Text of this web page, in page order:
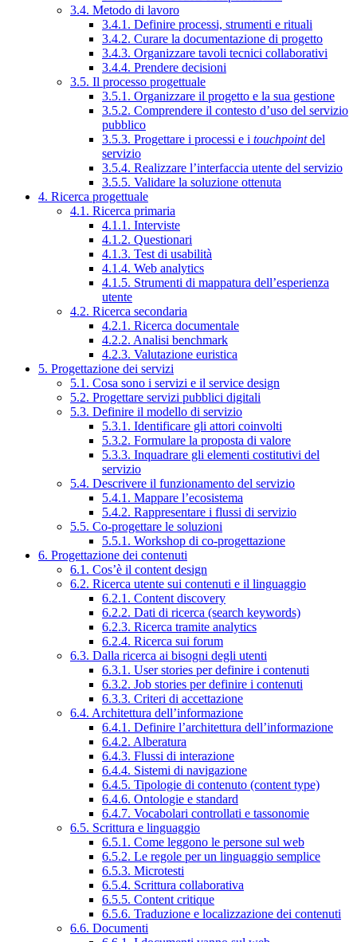
3.4. Metodo di lavoro
3.4.1. Definire processi, strumenti e rituali
3.4.2. Curare la documentazione di progetto
3.4.3. Organizzare tavoli tecnici collaborativi
3.4.4. Prendere decisioni
3.5. Il processo progettuale
3.5.1. Organizzare il progetto e la sua gestione
3.5.2. Comprendere il contesto d’uso del servizio
pubblico
3.5.3. Progettare i processi e i touchpointdel
servizio
3.5.4. Realizzare l’interfaccia utente del servizio
3.5.5. Validare la soluzione ottenuta
4. Ricerca progettuale
4.1. Ricerca primaria
4.1.1. Interviste
4.1.2. Questionari
4.1.3. Test di usabilità
4.1.4. Web analytics
4.1.5. Strumenti di mappatura dell’esperienza
utente
4.2. Ricerca secondaria
4.2.1. Ricerca documentale
4.2.2. Analisi benchmark
4.2.3. Valutazione euristica
5. Progettazione dei servizi
5.1. Cosa sono i servizi e il service design
5.2. Progettare servizi pubblici digitali
5.3. Definire il modello di servizio
5.3.1. Identificare gli attori coinvolti
5.3.2. Formulare la proposta di valore
5.3.3. Inquadrare gli elementi costitutivi del
servizio
5.4. Descrivere il funzionamento del servizio
5.4.1. Mappare l’ecosistema
5.4.2. Rappresentare i flussi di servizio
5.5. Co-progettare le soluzioni
5.5.1. Workshop di co-progettazione
6. Progettazione dei contenuti
6.1. Cos’è il content design
6.2. Ricerca utente sui contenuti e il linguaggio
6.2.1. Content discovery
6.2.2. Dati di ricerca (search keywords)
6.2.3. Ricerca tramite analytics
6.2.4. Ricerca sui forum
6.3. Dalla ricerca ai bisogni degli utenti
6.3.1. User stories per definire i contenuti
6.3.2. Job stories per definire i contenuti
6.3.3. Criteri di accettazione
6.4. Architettura dell’informazione
6.4.1. Definire l’architettura dell’informazione
6.4.2. Alberatura
6.4.3. Flussi di interazione
6.4.4. Sistemi di navigazione
6.4.5. Tipologie di contenuto (content type)
6.4.6. Ontologie e standard
6.4.7. Vocabolari controllati e tassonomie
6.5. Scrittura e linguaggio
6.5.1. Come leggono le persone sul web
6.5.2. Le regole per un linguaggio semplice
6.5.3. Microtesti
6.5.4. Scrittura collaborativa
6.5.5. Content critique
6.5.6. Traduzione e localizzazione dei contenuti
6.6. Documenti